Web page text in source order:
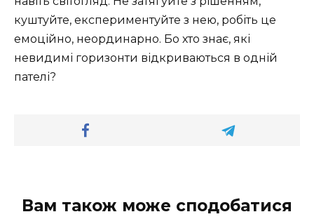
куштуйте, експериментуйте з нею, робіть це
емоційно, неординарно. Бо хто знає, які
невидимі горизонти відкриваються в одній
пателі?
Вам також може сподобатися